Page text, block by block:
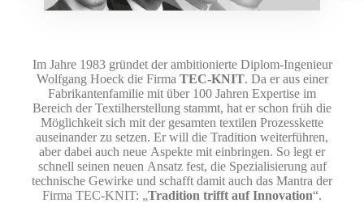
Im Jahre 1983 gründet der ambitionierte Diplom-Ingenieur
Wolfgang Hoeck die Firma TEC-KNIT. Da er aus einer
Fabrikantenfamilie mit über 100 Jahren Expertise im
Bereich der Textilherstellung stammt, hat er schon früh die
Möglichkeit sich mit der gesamten textilen Prozesskette
ausein­ander zu setzen. Er will die Tradition weiterführen,
aber dabei auch neue Aspekte mit einbringen. So legt er
schnell seinen neuen Ansatz fest, die Spezialisierung auf
technische Gewirke und schafft damit auch das Mantra der
Firma TEC-KNIT: „Tradition trifft auf Innovation“.